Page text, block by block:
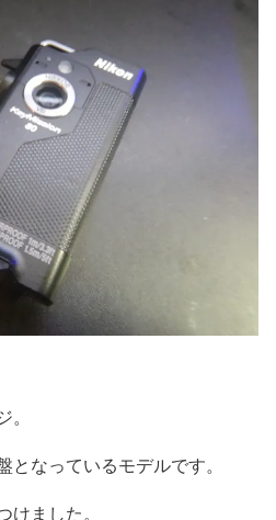
となっているモデルです。
ました。